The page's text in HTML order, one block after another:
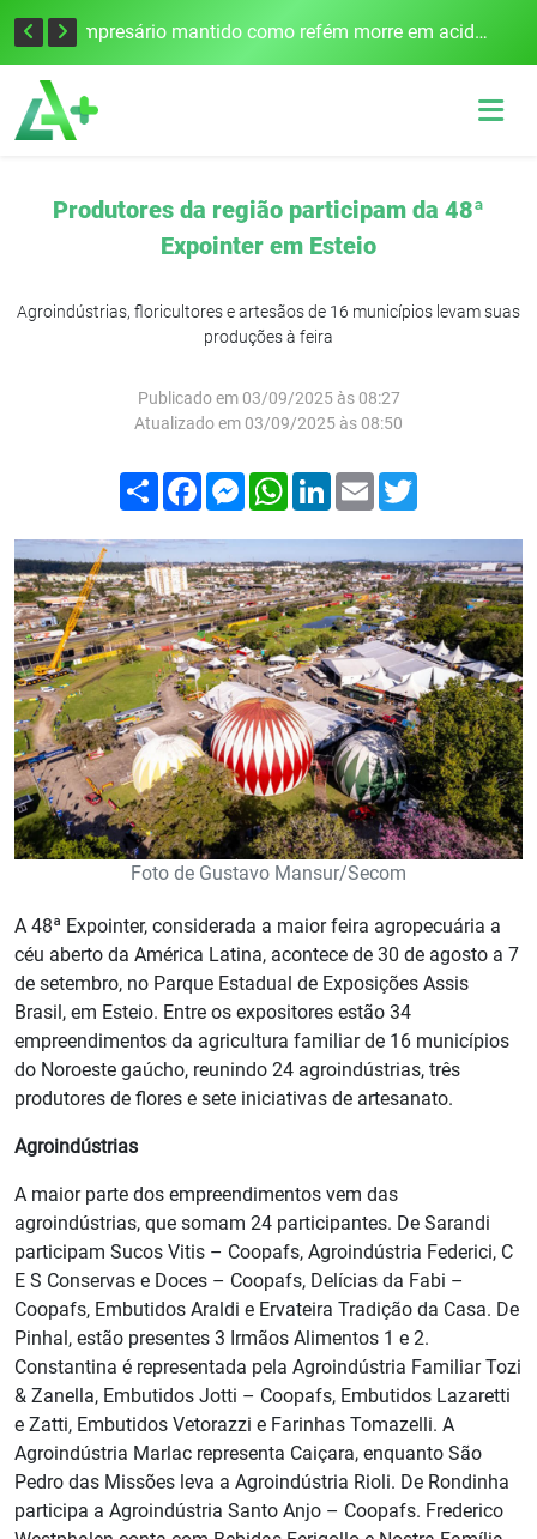
Edital para construção de ponte entre Itapiranga e Barra do Guarita deve ser lançado no segundo semestre Empresário mantido como refém morre em acidente após assalto em Cerro Largo
Produtores da região participam da 48ª
Expointer em Esteio
Agroindústrias, floricultores e artesãos de 16 municípios levam suas
produções à feira
Publicado em 03/09/2025 às 08:27
Atualizado em 03/09/2025 às 08:50
Compartilhar
FacebookMessenger
WhatsApp
LinkedIn
Email
Foto de Gustavo Mansur/Secom
A 48ª Expointer, considerada a maior feira agropecuária a
céu aberto da América Latina, acontece de 30 de agosto a 7
de setembro, no Parque Estadual de Exposições Assis
Brasil, em Esteio. Entre os expositores estão 34
empreendimentos da agricultura familiar de 16 municípios
do Noroeste gaúcho, reunindo 24 agroindústrias, três
produtores de flores e sete iniciativas de artesanato.
Agroindústrias
A maior parte dos empreendimentos vem das
agroindústrias, que somam 24 participantes. De Sarandi
participam Sucos Vitis – Coopafs, Agroindústria Federici, C
E S Conservas e Doces – Coopafs, Delícias da Fabi –
Coopafs, Embutidos Araldi e Ervateira Tradição da Casa. De
Pinhal, estão presentes 3 Irmãos Alimentos 1 e 2.
Constantina é representada pela Agroindústria Familiar Tozi
& Zanella, Embutidos Jotti – Coopafs, Embutidos Lazaretti
e Zatti, Embutidos Vetorazzi e Farinhas Tomazelli. A
Agroindústria Marlac representa Caiçara, enquanto São
Pedro das Missões leva a Agroindústria Rioli. De Rondinha
participa a Agroindústria Santo Anjo – Coopafs. Frederico